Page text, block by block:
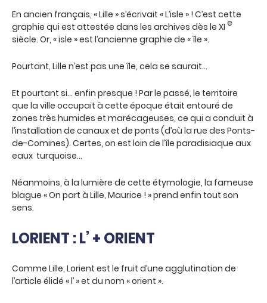
En ancien français, « Lille » s’écrivait « L’isle » ! C’est cette
graphie qui est attestée dans les archives dès le XI e
siècle. Or, « isle » est l’ancienne graphie de « île ».
Pourtant, Lille n’est pas une île, cela se saurait…
Et pourtant si… enfin presque ! Par le passé, le territoire
que la ville occupait à cette époque était entouré de
zones très humides et marécageuses, ce qui a conduit à
l’installation de canaux et de ponts (d’où la rue des Ponts-
de-Comines). Certes, on est loin de l’île paradisiaque aux
eaux turquoise…
Néanmoins, à la lumière de cette étymologie, la fameuse
blague « On part à Lille, Maurice ! » prend enfin tout son
sens.
LORIENT : L’ + ORIENT
Comme Lille, Lorient est le fruit d’une agglutination de
l’article élidé « l’ » et du nom « orient ».